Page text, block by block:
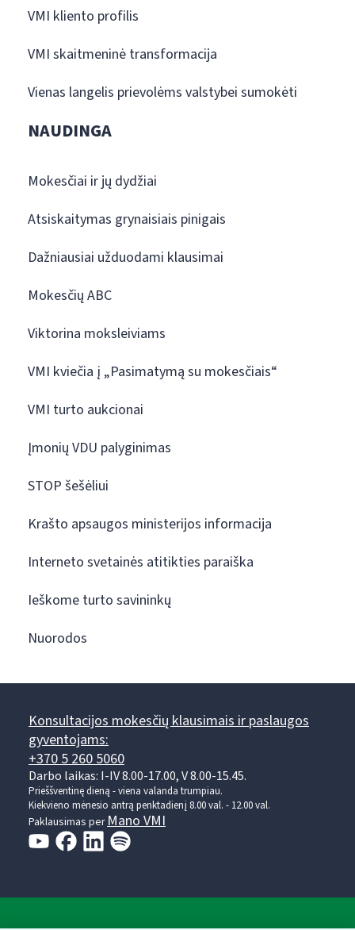
VMI kliento profilis
VMI skaitmeninė transformacija
Vienas langelis prievolėms valstybei sumokėti
NAUDINGA
Mokesčiai ir jų dydžiai
Atsiskaitymas grynaisiais pinigais
Dažniausiai užduodami klausimai
Mokesčių ABC
Viktorina moksleiviams
VMI kviečia į „Pasimatymą su mokesčiais“
VMI turto aukcionai
Įmonių VDU palyginimas
STOP šešėliui
Krašto apsaugos ministerijos informacija
Interneto svetainės atitikties paraiška
Ieškome turto savininkų
Nuorodos
Konsultacijos mokesčių klausimais ir paslaugos
gyventojams:
+370 5 260 5060
Darbo laikas: I-IV 8.00-17.00, V 8.00-15.45.
Prieššventinę dieną - viena valanda trumpiau.
Kiekvieno mėnesio antrą penktadienį 8.00 val. - 12.00 val.
Paklausimas per Mano VMI